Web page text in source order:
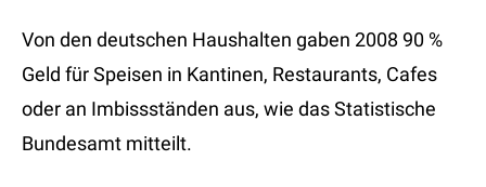
Von den deutschen Haushalten gaben 2008 90 %
Geld für Speisen in Kantinen, Restaurants, Cafes
oder an Imbissständen aus, wie das Statistische
Bundesamt mitteilt.